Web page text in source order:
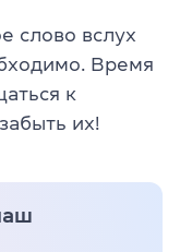
слово вслух
Время
к
их!